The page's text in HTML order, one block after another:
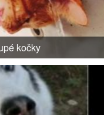
kočky